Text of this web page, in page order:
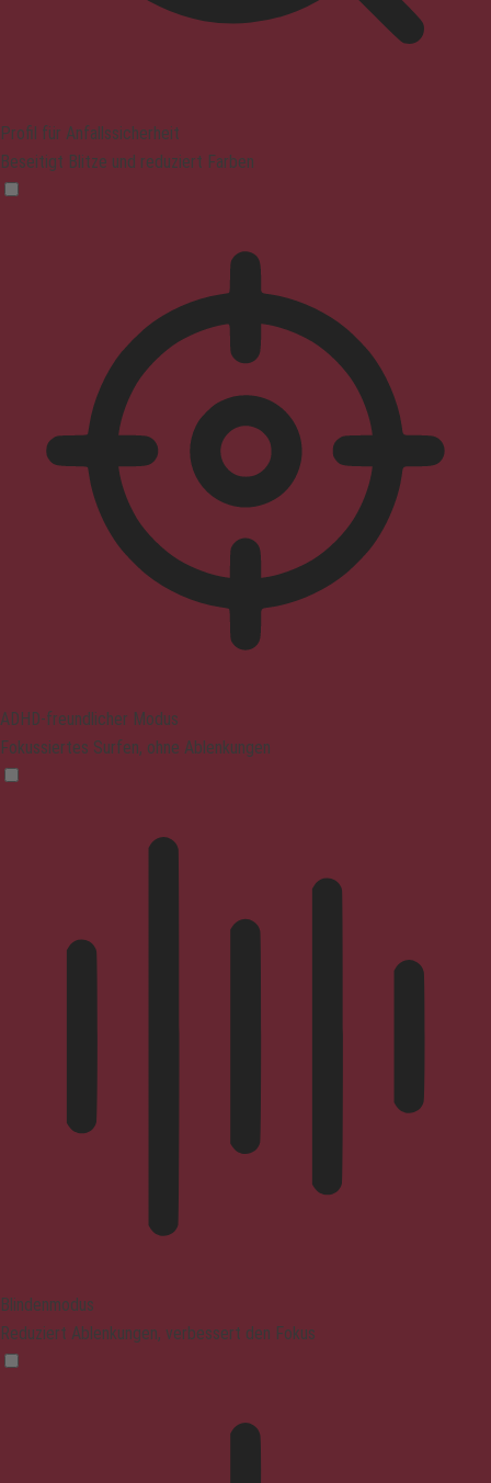
Profil für Anfallssicherheit
Beseitigt Blitze und reduziert Farben
ADHD-freundlicher Modus
Fokussiertes Surfen, ohne Ablenkungen
Blindenmodus
Reduziert Ablenkungen, verbessert den Fokus